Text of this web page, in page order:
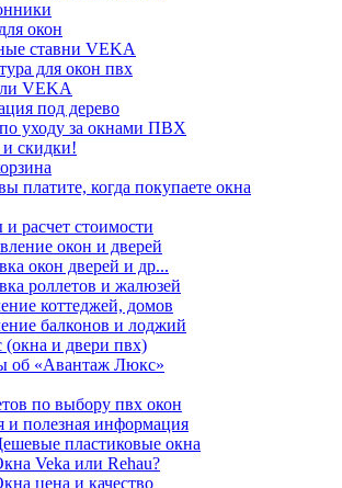
окон
ставни VEKA
для окон пвх
VEKA
под дерево
уходу за окнами ПВХ
скидки!
платите, когда покупаете окна
и расчет стоимости
окон и дверей
окон дверей и др...
роллетов и жалюзей
коттеджей, домов
балконов и лоджий
(окна и двери пвх)
об «Авантаж Люкс»
по выбору пвх окон
и полезная информация
пластиковые окна
Veka или Rehau?
цена и качество